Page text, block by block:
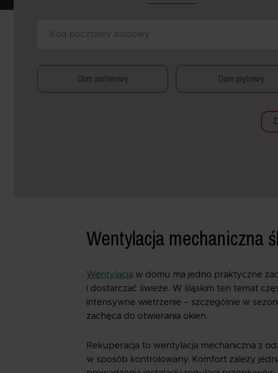
Dom parterowy Dom piętrowy
Wentylacja mechaniczna
Wentylacja w domu ma jedno praktyczne
i dostarczać świeże. W śląskim ten temat
intensywne wietrzenie – szczególnie w
zachęca do otwierania okien.
Rekuperacja to wentylacja mechaniczna z
w sposób kontrolowany. Komfort zależy